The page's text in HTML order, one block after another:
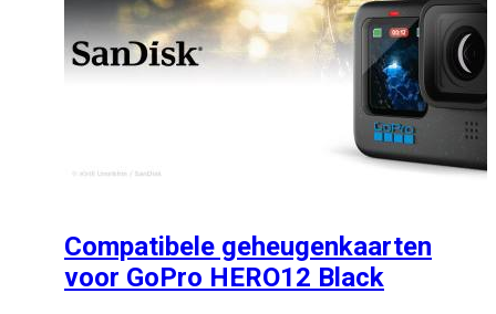
Compatibele geheugenkaarten
voor GoPro HERO12 Black